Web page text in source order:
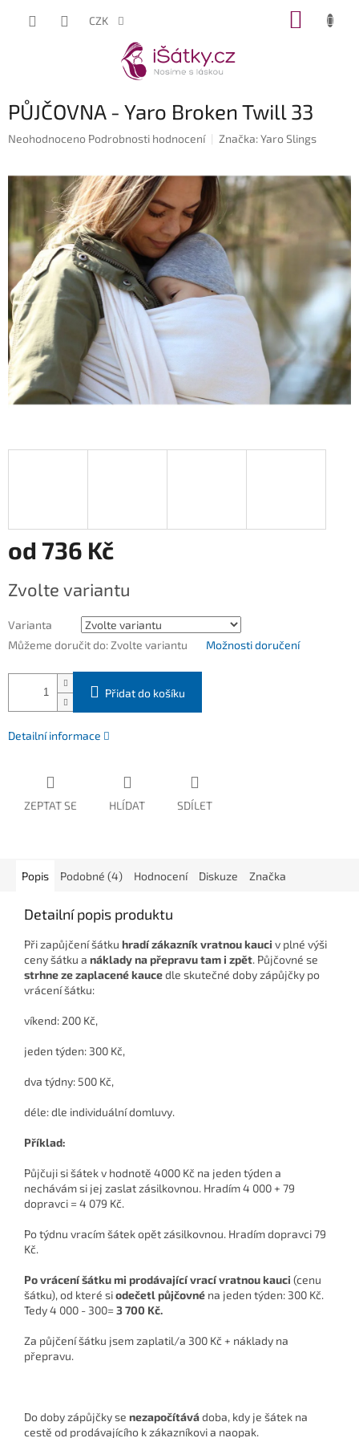
CZK
PŮJČOVNA - Yaro Broken Twill 33
Průměrné
0,0
5
hvězdiček.
Neohodnoceno Podrobnosti hodnocení Značka:Yaro Slings
od 736 Kč
cena:
Zvolte variantu
Varianta
Můžeme doručit do: Zvolte variantu Možnosti doručení
Přidat do košíku
Detailní informace
ZEPTAT SE HLÍDAT SDÍLET
Popis Podobné (4) Hodnocení Diskuze Značka
Detailní popis produktu
Při zapůjčení šátku hradí zákazník vratnou kauci v plné výši
ceny šátku a náklady na přepravu tam i zpět. Půjčovné se
strhne ze zaplacené kaucedle skutečné doby zápůjčky po
vrácení šátku:
víkend: 200 Kč,
jeden týden: 300 Kč,
dva týdny: 500 Kč,
déle: dle individuální domluvy.
Příklad:
Půjčuji si šátek v hodnotě 4000 Kč na jeden týden a
nechávám si jej zaslat zásilkovnou. Hradím 4 000 + 79
dopravci = 4 079 Kč.
Po týdnu vracím šátek opět zásilkovnou. Hradím dopravci 79
Kč.
Po vrácení šátku mi prodávající vrací vratnou kauci (cenu
šátku), od které siodečetl půjčovné na jeden týden: 300 Kč.
Tedy 4 000 - 300=3 700 Kč.
Za půjčení šátku jsem zaplatil/a 300 Kč + náklady na
přepravu.
Do doby zápůjčky se nezapočítávádoba, kdy je šátek na
cestě od prodávajícího k zákazníkovi a naopak.